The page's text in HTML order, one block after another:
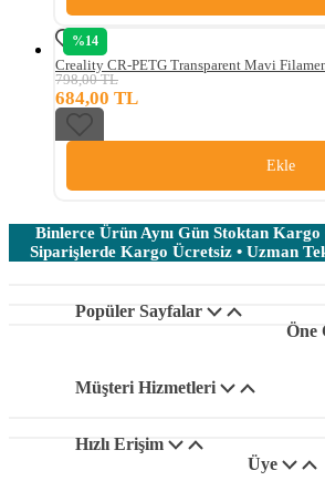
%14
Creality CR-PETG Transparent Mavi
798,00 TL
684,00 TL
Ekle
Binlerce Ürün Aynı Gün Stoktan Kargo
Siparişlerde Kargo Ücretsiz • Uzman
Popüler Sayfalar
Öne
Müşteri Hizmetleri
Hızlı Erişim
Üye